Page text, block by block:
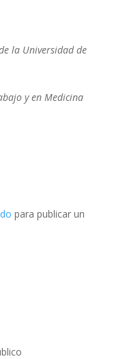
la Universidad de
y en Medicina
para publicar un